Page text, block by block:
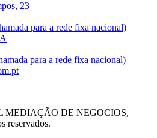
23
para a rede fixa nacional)
para a rede fixa nacional)
MEDIAÇÃO DE NEGOCIOS,
reservados.